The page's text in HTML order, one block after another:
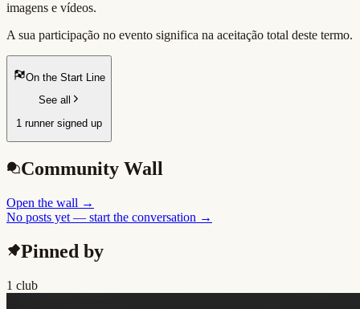
imagens e vídeos.
A sua participação no evento significa na aceitação total deste termo.
On the Start Line
See all
1 runner signed up
Community Wall
Open the wall →
No posts yet — start the conversation →
Pinned by
1 club